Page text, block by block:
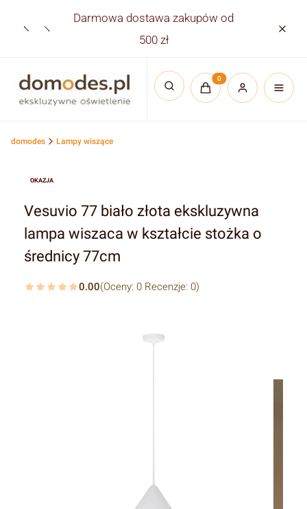
Darmowa dostawa zakupów od
500 zł
Otwórz wyszukiwarkę
Produkty w
domodes Lampy wiszące
OKAZJA
Vesuvio 77 biało złota ekskluzywna
lampa wiszaca w kształcie stożka o
średnicy 77cm
0.00(Oceny: 0 Recenzje: 0)